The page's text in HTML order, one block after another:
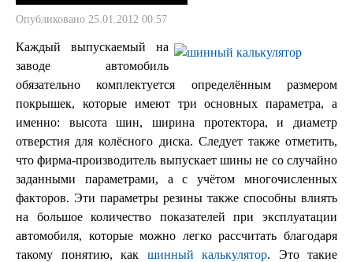
Опубликовано 25.01.2012 00:57
Каждый выпускаемый на
заводе автомобиль
обязательно комплектуется определённым размером
покрышек, которые имеют три основных параметра, а
именно: высота шин, ширина протектора, и диаметр
отверстия для колёсного диска. Следует также отметить,
что фирма-производитель выпускает шины не со случайно
заданными параметрами, а с учётом многочисленных
факторов. Эти параметры резины также способны влиять
на большое количество показателей при эксплуатации
автомобиля, которые можно легко рассчитать благодаря
такому понятию, как шинный калькулятор. Это такие